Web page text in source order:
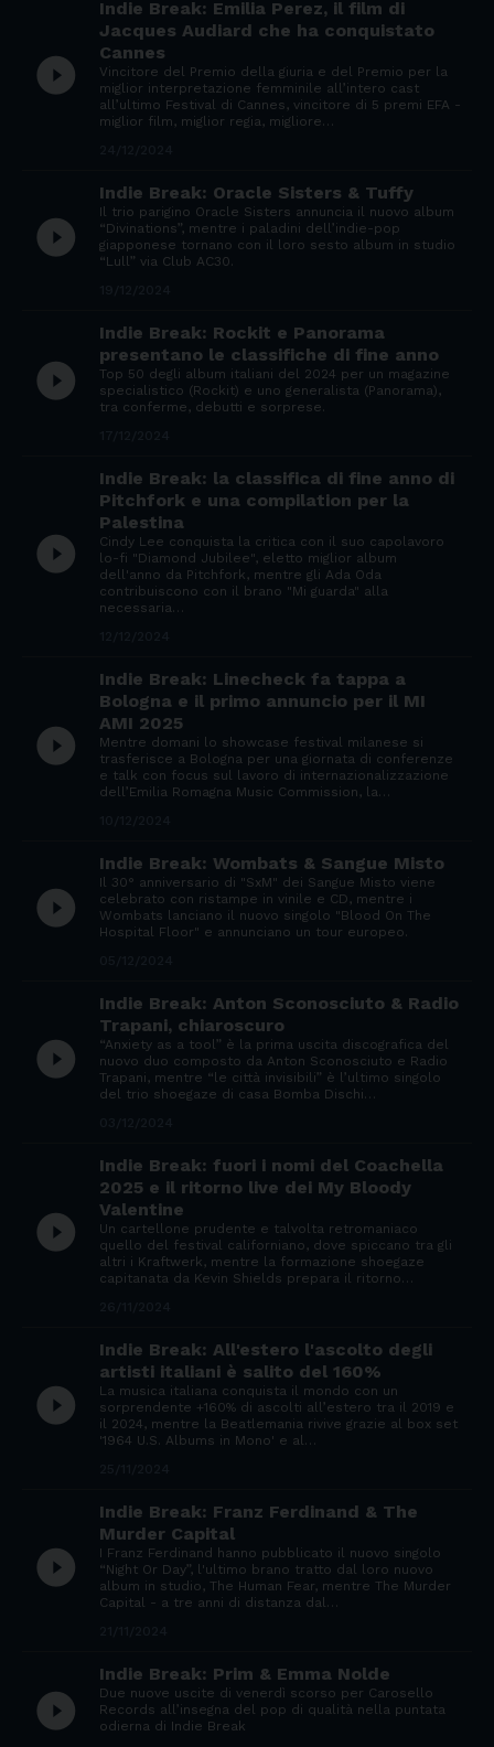
play_circle_filled
Indie Break: Emilia Perez, il film di
Jacques Audiard che ha conquistato
Cannes
Vincitore del Premio della giuria e del Premio per la
miglior interpretazione femminile all’intero cast
all’ultimo Festival di Cannes, vincitore di 5 premi EFA -
miglior film, miglior regia, migliore…
play_circle_filled
Indie Break: Oracle Sisters & Tuffy
Il trio parigino Oracle Sisters annuncia il nuovo album
“Divinations”, mentre i paladini dell’indie-pop
giapponese tornano con il loro sesto album in studio
“Lull” via Club AC30.
play_circle_filled
Indie Break: Rockit e Panorama
presentano le classifiche di fine anno
Top 50 degli album italiani del 2024 per un magazine
specialistico (Rockit) e uno generalista (Panorama),
tra conferme, debutti e sorprese.
play_circle_filled
Indie Break: la classifica di fine anno di
Pitchfork e una compilation per la
Palestina
Cindy Lee conquista la critica con il suo capolavoro
lo-fi "Diamond Jubilee", eletto miglior album
dell'anno da Pitchfork, mentre gli Ada Oda
contribuiscono con il brano "Mi guarda" alla
necessaria…
play_circle_filled
Indie Break: Linecheck fa tappa a
Bologna e il primo annuncio per il MI
AMI 2025
Mentre domani lo showcase festival milanese si
trasferisce a Bologna per una giornata di conferenze
e talk con focus sul lavoro di internazionalizzazione
dell’Emilia Romagna Music Commission, la…
play_circle_filled
Indie Break: Wombats & Sangue Misto
Il 30° anniversario di "SxM" dei Sangue Misto viene
celebrato con ristampe in vinile e CD, mentre i
Wombats lanciano il nuovo singolo "Blood On The
Hospital Floor" e annunciano un tour europeo.
play_circle_filled
Indie Break: Anton Sconosciuto & Radio
Trapani, chiaroscuro
“Anxiety as a tool” è la prima uscita discografica del
nuovo duo composto da Anton Sconosciuto e Radio
Trapani, mentre “le città invisibili” è l’ultimo singolo
del trio shoegaze di casa Bomba Dischi…
play_circle_filled
Indie Break: fuori i nomi del Coachella
2025 e il ritorno live dei My Bloody
Valentine
Un cartellone prudente e talvolta retromaniaco
quello del festival californiano, dove spiccano tra gli
altri i Kraftwerk, mentre la formazione shoegaze
capitanata da Kevin Shields prepara il ritorno…
play_circle_filled
Indie Break: All'estero l'ascolto degli
artisti italiani è salito del 160%
La musica italiana conquista il mondo con un
sorprendente +160% di ascolti all’estero tra il 2019 e
il 2024, mentre la Beatlemania rivive grazie al box set
'1964 U.S. Albums in Mono' e al…
play_circle_filled
Indie Break: Franz Ferdinand & The
Murder Capital
I Franz Ferdinand hanno pubblicato il nuovo singolo
“Night Or Day”, l'ultimo brano tratto dal loro nuovo
album in studio, The Human Fear, mentre The Murder
Capital - a tre anni di distanza dal…
play_circle_filled
Indie Break: Prim & Emma Nolde
Due nuove uscite di venerdì scorso per Carosello
Records all’insegna del pop di qualità nella puntata
odierna di Indie Break